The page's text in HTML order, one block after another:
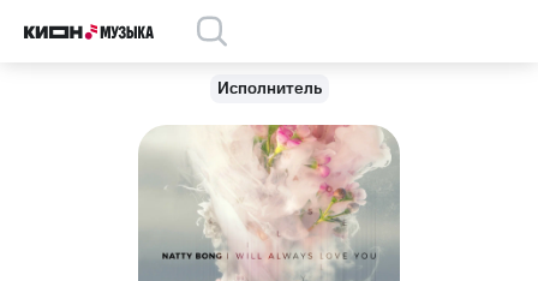
Исполнитель